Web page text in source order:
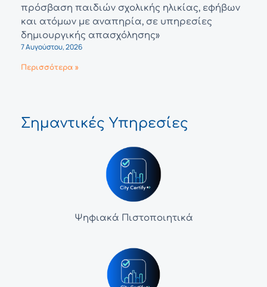
πρόσβαση παιδιών σχολικής ηλικίας, εφήβων
και ατόμων με αναπηρία, σε υπηρεσίες
δημιουργικής απασχόλησης»
7 Αυγούστου, 2026
Περισσότερα »
Σημαντικές Υπηρεσίες
Ψηφιακά Πιστοποιητικά